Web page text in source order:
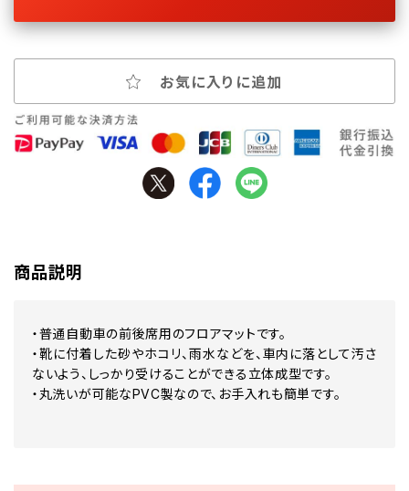
お気に入りに追加
商品説明
・普通自動車の前後席用のフロアマットです。
・靴に付着した砂やホコリ、雨水などを、車内に落として汚さ
ないよう、しっかり受けることができる立体成型です。
・丸洗いが可能なPVC製なので、お手入れも簡単です。